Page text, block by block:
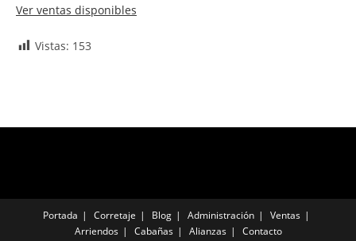
Ver ventas disponibles
Vistas: 153
Portada Corretaje Blog Administración
Ventas
Arriendos
Cabañas Alianzas Contacto